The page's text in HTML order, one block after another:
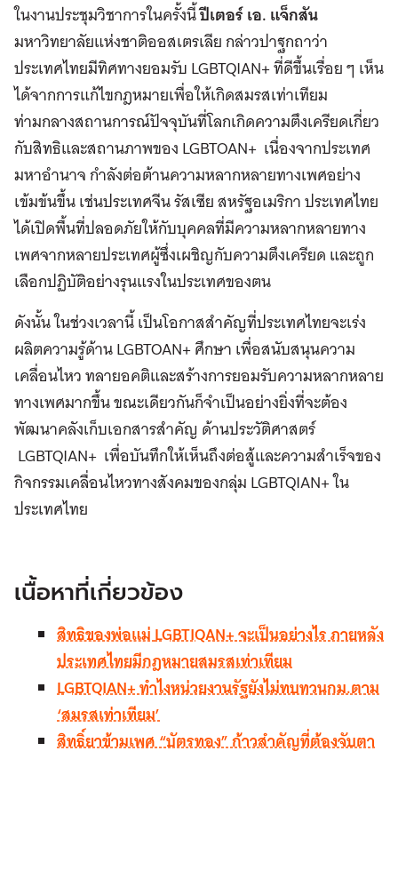
ในงานประชุมวิชาการในครั้งนี้ปีเตอร์ เอ. แจ็กสัน
มหาวิทยาลัยแห่งชาติออสเตรเลีย กล่าวปาฐกถาว่า
ประเทศไทยมีทิศทางยอมรับ LGBTQIAN+ ที่ดีขึ้นเรื่อย ๆ เห็น
ได้จากการแก้ไขกฎหมายเพื่อให้เกิดสมรสเท่าเทียม
ท่ามกลางสถานการณ์ปัจจุบันที่โลกเกิดความตึงเครียดเกี่ยว
กับสิทธิและสถานภาพของ LGBTOAN+ เนื่องจากประเทศ
มหาอำนาจ กำลังต่อต้านความหลากหลายทางเพศอย่าง
เข้มข้นขึ้น เช่นประเทศจีน รัสเซีย สหรัฐอเมริกา ประเทศไทย
ได้เปิดพื้นที่ปลอดภัยให้กับบุคคลที่มีความหลากหลายทาง
เพศจากหลายประเทศผู้ซึ่งเผชิญกับความตึงเครียด และถูก
เลือกปฏิบัติอย่างรุนแรงในประเทศของตน
ดังนั้น ในช่วงเวลานี้ เป็นโอกาสสำคัญที่ประเทศไทยจะเร่ง
ผลิตความรู้ด้าน LGBTOAN+ ศึกษา เพื่อสนับสนุนความ
เคลื่อนไหว ทลายอคติและสร้างการยอมรับความหลากหลาย
ทางเพศมากขึ้น ขณะเดียวกันก็จำเป็นอย่างยิ่งที่จะต้อง
พัฒนาคลังเก็บเอกสารสำคัญ ด้านประวัติศาสตร์
LGBTQIAN+ เพื่อบันทึกให้เห็นถึงต่อสู้และความสำเร็จของ
กิจกรรมเคลื่อนไหวทางสังคมของกลุ่ม LGBTQIAN+ ใน
ประเทศไทย
เนื้อหาที่เกี่ยวข้อง
สิทธิของพ่อแม่LGBTIQAN+ จะเป็นอย่างไร ภายหลัง
ประเทศไทยมีกฎหมายสมรสเท่าเทียม
LGBTQIAN+ ทำไงหน่วยงานรัฐยังไม่ทบทวนกม.ตาม
‘สมรสเท่าเทียม’
สิทธิ์ยาข้ามเพศ “บัตรทอง” ก้าวสำคัญที่ต้องจับตา